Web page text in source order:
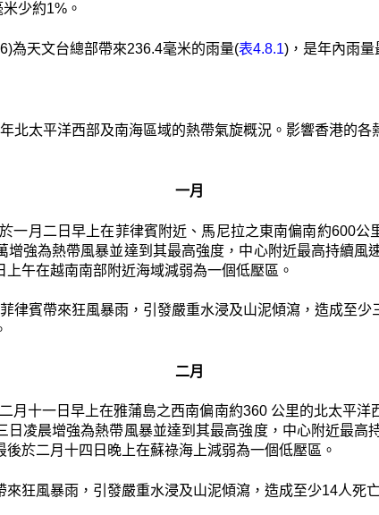
少約1%。
為天文台總部帶來236.4毫米的雨量(表4.8.1)，是年內雨量
北太平洋西部及南海區域的熱帶氣旋概況。影響香港的各
一月
一月二日早上在菲律賓附近、馬尼拉之東南偏南約600公
增強為熱帶風暴並達到其最高強度，中心附近最高持續風
午在越南南部附近海域減弱為一個低壓區。
律賓帶來狂風暴雨，引發嚴重水浸及山泥傾瀉，造成至少
二月
月十一日早上在雅蒲島之西南偏南約360 公里的北太平洋
日凌晨增強為熱帶風暴並達到其最高強度，中心附近最高
於二月十四日晚上在蘇祿海上減弱為一個低壓區。
狂風暴雨，引發嚴重水浸及山泥傾瀉，造成至少14人死亡